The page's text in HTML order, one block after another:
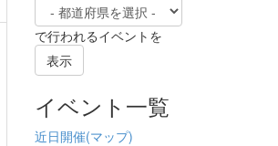
で行われるイベントを
表示
イベント一覧
近日開催(マップ)